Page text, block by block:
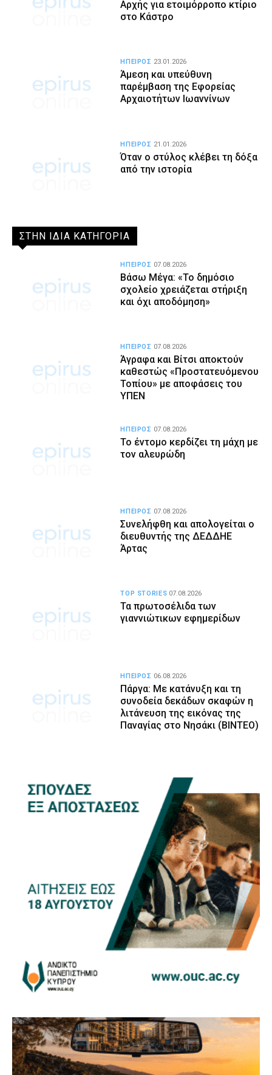
Αρχής για ετοιμόρροπο κτίριο
στο Κάστρο
Άμεση και υπεύθυνη
παρέμβαση της Εφορείας
Αρχαιοτήτων Ιωαννίνων
ΗΠΕΙΡΟΣ 23.01.2026
Όταν ο στύλος κλέβει τη δόξα
από την ιστορία
ΗΠΕΙΡΟΣ 21.01.2026
ΣΤΗΝ ΙΔΙΑ ΚΑΤΗΓΟΡΙΑ
Βάσω Μέγα: «Το δημόσιο
σχολείο χρειάζεται στήριξη
και όχι αποδόμηση»
ΗΠΕΙΡΟΣ 07.08.2026
Άγραφα και Βίτσι αποκτούν
καθεστώς «Προστατευόμενου
Τοπίου» με αποφάσεις του
ΥΠΕΝ
ΗΠΕΙΡΟΣ 07.08.2026
Το έντομο κερδίζει τη μάχη με
τον αλευρώδη
ΗΠΕΙΡΟΣ 07.08.2026
Συνελήφθη και απολογείται ο
διευθυντής της ΔΕΔΔΗΕ
Άρτας
ΗΠΕΙΡΟΣ 07.08.2026
Τα πρωτοσέλιδα των
γιαννιώτικων εφημερίδων
TOP STORIES 07.08.2026
Πάργα: Με κατάνυξη και τη
συνοδεία δεκάδων σκαφών η
λιτάνευση της εικόνας της
Παναγίας στο Νησάκι (BINTEO)
ΗΠΕΙΡΟΣ 06.08.2026